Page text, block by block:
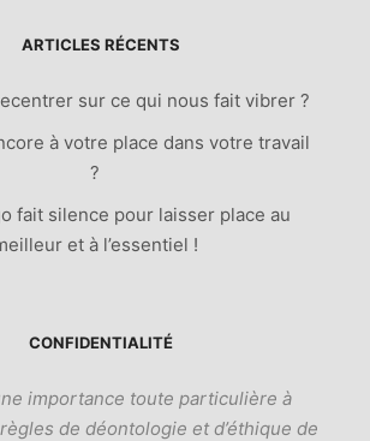
ARTICLES RÉCENTS
sur ce qui nous fait vibrer ?
à votre place dans votre travail
?
fait silence pour laisser place au
et à l’essentiel !
CONFIDENTIALITÉ
importance toute particulière à
de déontologie et d’éthique de